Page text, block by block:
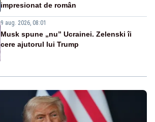
impresionat de român
9 aug. 2026, 08:01
Musk spune „nu” Ucrainei. Zelenski îi
cere ajutorul lui Trump